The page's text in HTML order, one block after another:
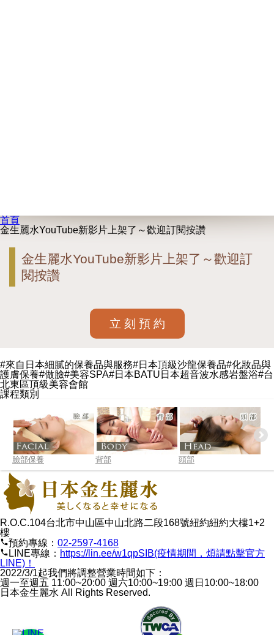
首頁
金生麗水YouTube新影片上架了～歡迎訂閱按讚
金生麗水YouTube新影片上架了～歡迎訂
閱按讚
立 刻 預 約
#來自日本細膩的保養品與服務#日本頂級沙龍保養品#化妝品與
護膚保養#做臉#美容SPA#日本BATU日本超音波水感岩盤浴#台
北東區頂級美容會館
課程類別
臉部保養 背部 頭部
R.O.C.104台北市中山區中山北路二段168號紐約紐約大樓1+2
樓
phone預約專線： 02-2597-4168
phone LINE專線： https://lin.ee/w1qpSIB(疫情期間，煩請點擊官方
LINE)！
2022/3/1起我們將調整營業時間如下：
週一至週五 11:00~20:00 週六10:00~19:00 週日10:00~18:00
日本金生麗水 All Rights Reserved.